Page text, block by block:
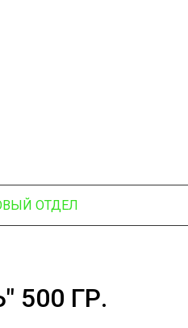
ОТДЕЛ
500 ГР.